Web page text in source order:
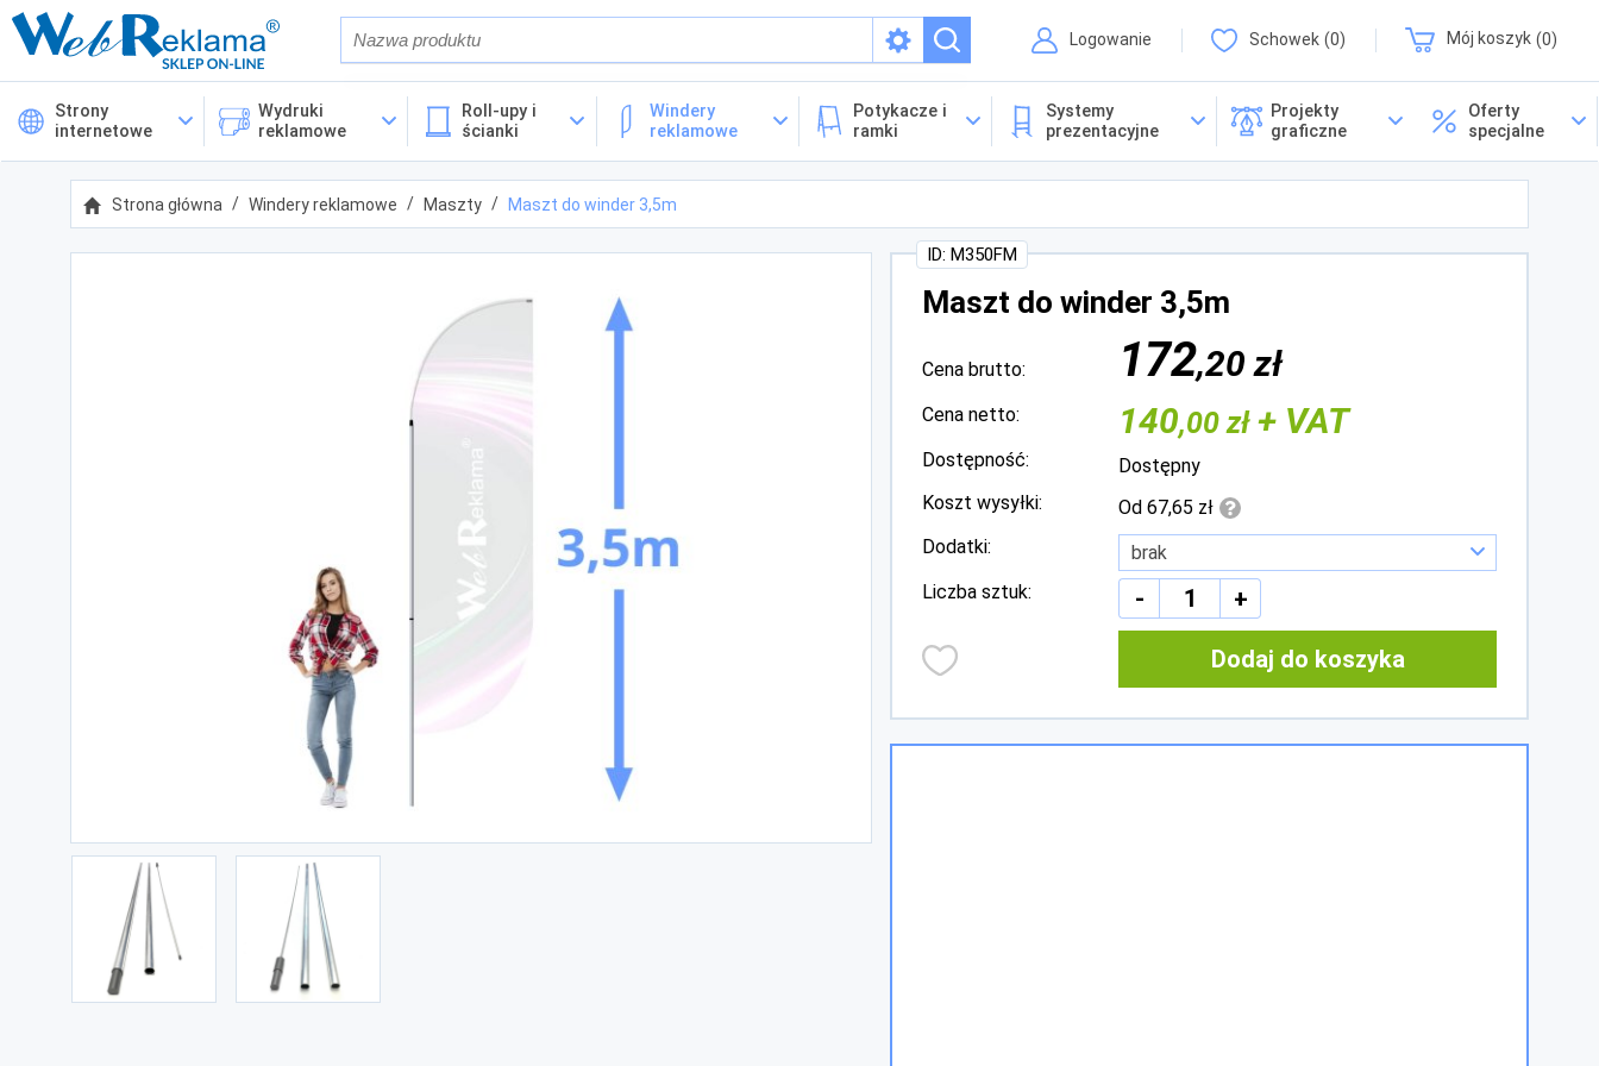
Również w opisach
Cena
Kategorie
Logowanie Schowek 0 Mój koszyk 0
Strony
internetowe
Wydruki
reklamowe
Roll-upy i
ścianki
Windery
reklamowe
Potykacze i
ramki
Systemy
prezentacyjne
Projekty
graficzne
Oferty
specjalne
Strona główna Windery reklamowe Maszty Maszt do winder 3,5m
Maszt do winder 3,5m
ID: M350FM
Cena brutto: 172,20 zł
Cena netto: 140,00 zł+ VAT
Dostępność:
Dostępny
Koszt wysyłki:
Od 67,65 zł
Dodatki:
Liczba sztuk: - +
Dodaj do koszyka